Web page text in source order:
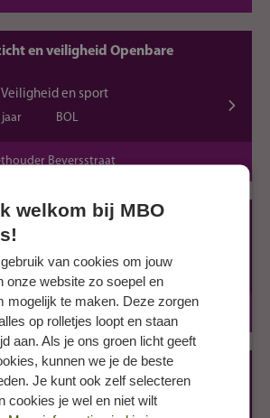
en veiligheid Openbare
Veiligheid en sport
jaar BOL
Beversstraat
en recreatie
Veiligheid en sport
jaar BOL
Veiligheid en sport
welkom bij MBO
van cookies om jouw
onze website zo soepel en
mogelijk te maken. Deze zorgen
op rolletjes loopt en staan
aan. Als je ons groen licht geeft
kunnen we je de beste
Je kunt ook zelf selecteren
cookies je wel en niet wilt